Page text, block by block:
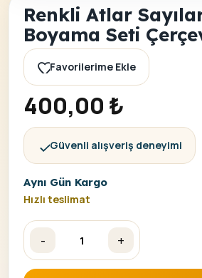
Renkli Atlar
Boyama Seti
Favorilerime Ekle
400,00 ₺
Güvenli alışveriş deneyimi
Aynı Gün Kargo
Hızlı teslimat
-
Renkli Atlar Sayılarla Boyama Seti
+